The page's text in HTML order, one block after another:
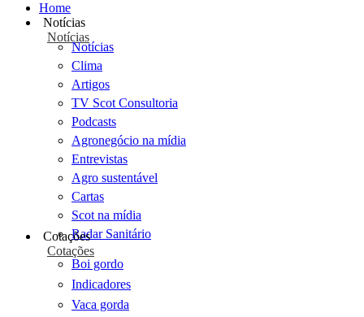
Home
Notícias
Notícias
Notícias
Clima
Artigos
TV Scot Consultoria
Podcasts
Agronegócio na mídia
Entrevistas
Agro sustentável
Cartas
Scot na mídia
Radar Sanitário
Cotações
Cotações
Boi gordo
Indicadores
Vaca gorda